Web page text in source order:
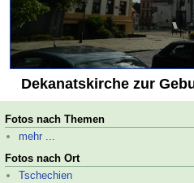
Dekanatskirche zur
Fotos nach Themen
mehr ...
Fotos nach Ort
Tschechien